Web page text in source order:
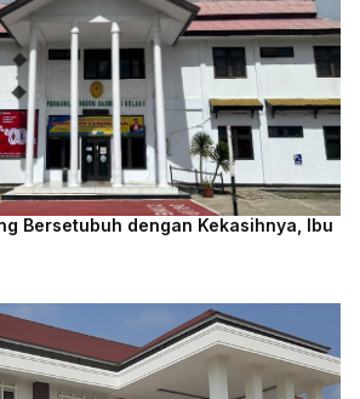
Bersetubuh dengan Kekasihnya, Ibu